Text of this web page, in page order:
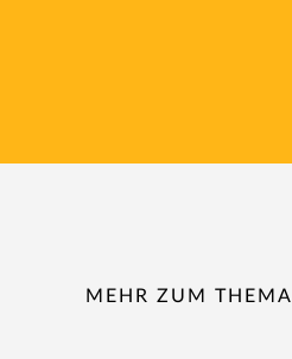
MEHR ZUM THEMA